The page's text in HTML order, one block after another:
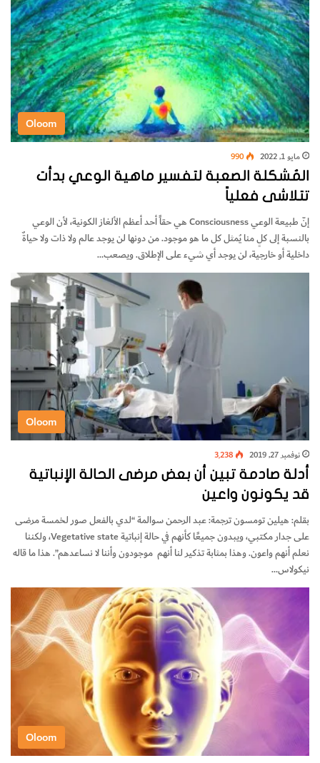
Oloom
مايو 1, 2022 990
المُشكلة الصعبة لتفسير ماهية الوعي بدأت
تتلاشى فعلياً
إنّ طبيعة الوعي Consciousness هي حقاً أحد أعظم الألغاز الكونية، لأن الوعي
بالنسبة إلى كلٍ منا يُمثل كل ما هو موجود. من دونها لن يوجد عالم ولا ذات ولا حياةٌ
داخلية أو خارجية، لن يوجد أي شيء على الإطلاق. ويصعب…
Oloom
نوفمبر 27, 2019 3٬238
أدلة صادمة تبين أن بعض مرضى الحالة الإنباتية
قد يكونون واعين
بقلم: هيلين تومسون ترجمة: عبد الرحمن سوالمة “لدي بالفعل صور لخمسة مرضى
على جدار مكتبي، ويبدون جميعًا كأنهم في حالة إنباتية Vegetative state، ولكننا
نعلم أنهم واعون. وهذا بمثابة تذكير لنا أنهم موجودون وأننا لا نساعدهم”. هذا ما قاله
نيكولاس…
Oloom